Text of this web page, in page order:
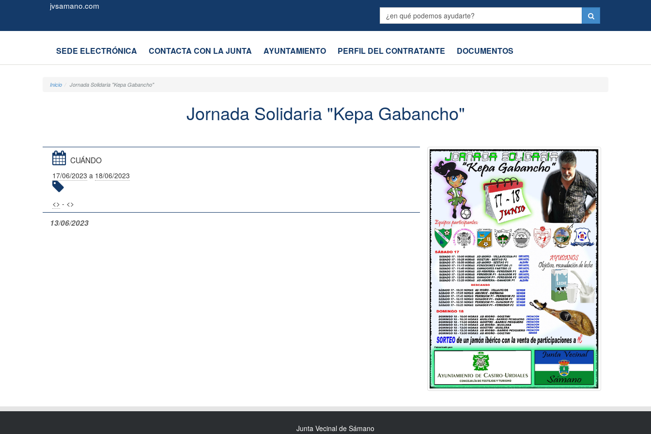
Juntas
Vecinales
de
Castro-
Urdiales
jvsamano.com
SEDE ELECTRÓNICA CONTACTA CON LA JUNTA AYUNTAMIENTO PERFIL DEL CONTRATANTE DOCUMENTOS
Inicio Jornada Solidaria "Kepa Gabancho"
Jornada Solidaria "Kepa Gabancho"
CUÁNDO
17/06/2023 a 18/06/2023
<> - <>
13/06/2023
Junta Vecinal de Sámano